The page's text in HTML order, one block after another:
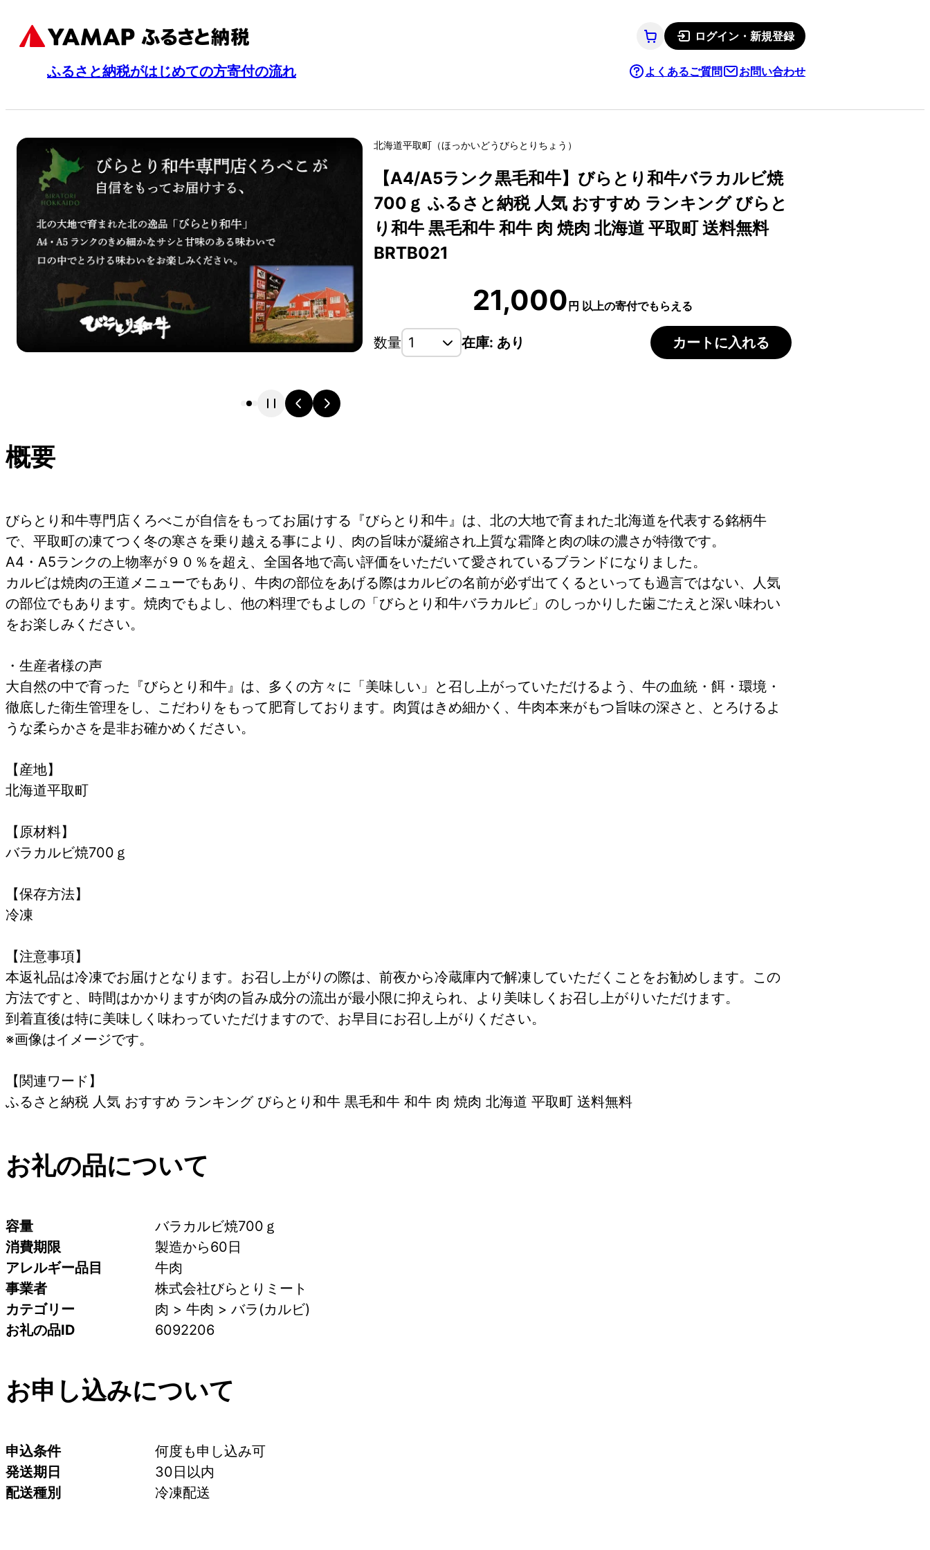
ログイン・新規登録
ふるさと納税がはじめての方寄付の流れ よくあるご質問 お問い合わせ
北海道平取町 （ほっかいどうびらとりちょう ）
【A4/A5ランク黒毛和牛】びらとり和牛バラカルビ焼
700ｇ ふるさと納税 人気 おすすめ ランキング びらと
り和牛 黒毛和牛 和牛 肉 焼肉 北海道 平取町 送料無料
BRTB021
21,000円 以上の寄付でもらえる
数量 在庫: あり カートに入れる
概要
びらとり和牛専門店くろべこが自信をもってお届けする『びらとり和牛』は、北の大地で育まれた北海道を代表する銘柄牛
で、平取町の凍てつく冬の寒さを乗り越える事により、肉の旨味が凝縮され上質な霜降と肉の味の濃さが特徴です。
A4・A5ランクの上物率が９０％を超え、全国各地で高い評価をいただいて愛されているブランドになりました。
カルビは焼肉の王道メニューでもあり、牛肉の部位をあげる際はカルビの名前が必ず出てくるといっても過言ではない、人気
の部位でもあります。焼肉でもよし、他の料理でもよしの「びらとり和牛バラカルビ」のしっかりした歯ごたえと深い味わい
をお楽しみください。
・生産者様の声
大自然の中で育った『びらとり和牛』は、多くの方々に「美味しい」と召し上がっていただけるよう、牛の血統・餌・環境・
徹底した衛生管理をし、こだわりをもって肥育しております。肉質はきめ細かく、牛肉本来がもつ旨味の深さと、とろけるよ
うな柔らかさを是非お確かめください。
【産地】
北海道平取町
【原材料】
バラカルビ焼700ｇ
【保存方法】
冷凍
【注意事項】
本返礼品は冷凍でお届けとなります。お召し上がりの際は、前夜から冷蔵庫内で解凍していただくことをお勧めします。この
方法ですと、時間はかかりますが肉の旨み成分の流出が最小限に抑えられ、より美味しくお召し上がりいただけます。
到着直後は特に美味しく味わっていただけますので、お早目にお召し上がりください。
※画像はイメージです。
【関連ワード】
ふるさと納税 人気 おすすめ ランキング びらとり和牛 黒毛和牛 和牛 肉 焼肉 北海道 平取町 送料無料
お礼の品について
容量
バラカルビ焼700ｇ
消費期限
製造から60日
アレルギー品目
牛肉
事業者
株式会社びらとりミート
カテゴリー
肉 > 牛肉 > バラ(カルビ)
お礼の品ID
6092206
お申し込みについて
申込条件
何度も申し込み可
発送期日
30日以内
配送種別
冷凍配送